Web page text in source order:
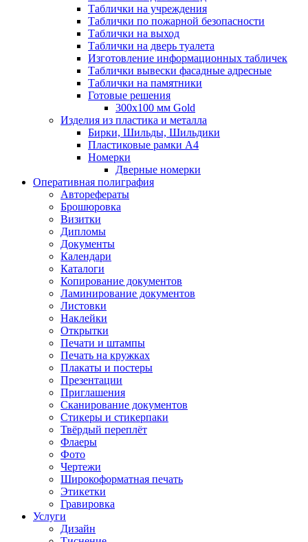
Таблички на учреждения
Таблички по пожарной безопасности
Таблички на выход
Таблички на дверь туалета
Изготовление информационных табличек
Таблички вывески фасадные адресные
Таблички на памятники
Готовые решения
300x100 мм Gold
Изделия из пластика и металла
Бирки, Шильды, Шильдики
Пластиковые рамки А4
Номерки
Дверные номерки
Оперативная полиграфия
Авторефераты
Брошюровка
Визитки
Дипломы
Документы
Календари
Каталоги
Копирование документов
Ламинирование документов
Листовки
Наклейки
Открытки
Печати и штампы
Печать на кружках
Плакаты и постеры
Презентации
Приглашения
Сканирование документов
Стикеры и стикерпаки
Твёрдый переплёт
Флаеры
Фото
Чертежи
Широкоформатная печать
Этикетки
Гравировка
Услуги
Дизайн